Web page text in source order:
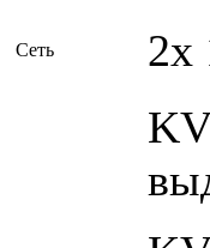
Сеть 2х